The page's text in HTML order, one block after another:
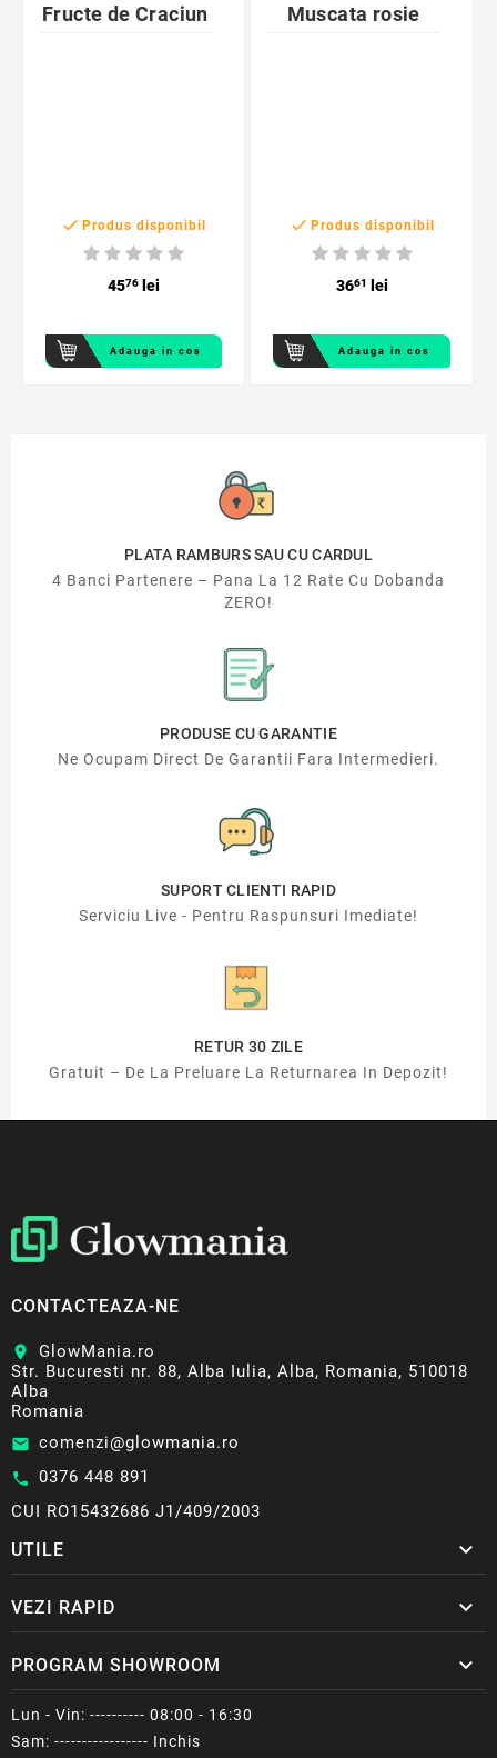
Fructe de Craciun
 Produs disponibil
4576lei
Adauga in cos
Muscata rosie
 Produs disponibil
3661 lei
Adauga in cos
PLATA RAMBURS SAU CU CARDUL
4 Banci Partenere – Pana La 12 Rate Cu Dobanda
ZERO!
PRODUSE CU GARANTIE
Ne Ocupam Direct De Garantii Fara Intermedieri.
SUPORT CLIENTI RAPID
Serviciu Live - Pentru Raspunsuri Imediate!
RETUR 30 ZILE
Gratuit – De La Preluare La Returnarea In Depozit!
CONTACTEAZA-NE
location_on
GlowMania.ro
Str. Bucuresti nr. 88, Alba Iulia, Alba, Romania, 510018
Alba
Romania
email comenzi@glowmania.ro
call 0376 448 891
CUI RO15432686 J1/409/2003
UTILE 
VEZI RAPID 
PROGRAM SHOWROOM 
Lun - Vin: ---------- 08:00 - 16:30
Sam: ----------------- Inchis